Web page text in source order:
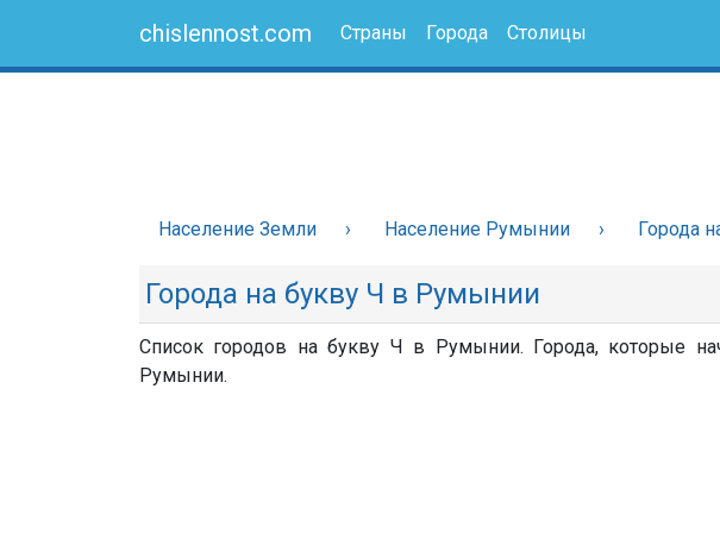
chislennost.com Страны Города Столицы
Население Земли Население Румынии Города
Города на букву Ч в Румынии
Список городов на букву Ч в Румынии. Города, которые
Румынии.